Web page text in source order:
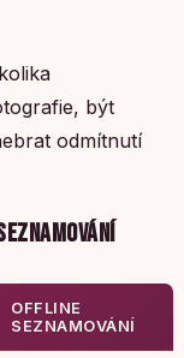
být
odmítnutí
OFFLINE
SEZNAMOVÁNÍ